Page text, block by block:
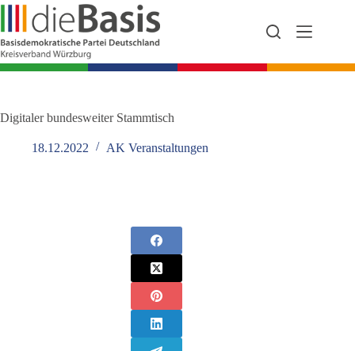
Zum
springen
Digitaler bundesweiter Stammtisch
18.12.2022 AK Veranstaltungen